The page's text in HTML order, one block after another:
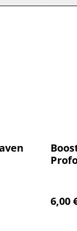
6,00